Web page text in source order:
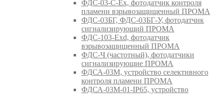
ФДС-03-С-Ex, фотодатчик контроля
пламени взрывозащищенный ПРОМА
ФДС-03БГ, ФДС-03БГ-У, фотодатчик
сигнализирующий ПРОМА
ФДС-103-Ехd, фотодатчик
взрывозащищенный ПРОМА
ФДС-Ч (частотный), фотодатчики
сигнализирующие ПРОМА
ФДСА-03М, устройство селективного
контроля пламени ПРОМА
ФДСА-03М-01-IP65, устройство